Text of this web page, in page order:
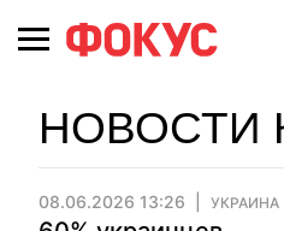
НОВОСТИ
08.06.2026 13:26 УКРАИНА